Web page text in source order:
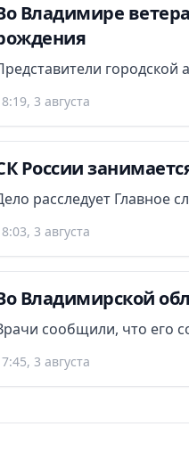
Владимире
3 августа
России
расследует Главное
3 августа
Владимирской
сообщили, что его
3 августа